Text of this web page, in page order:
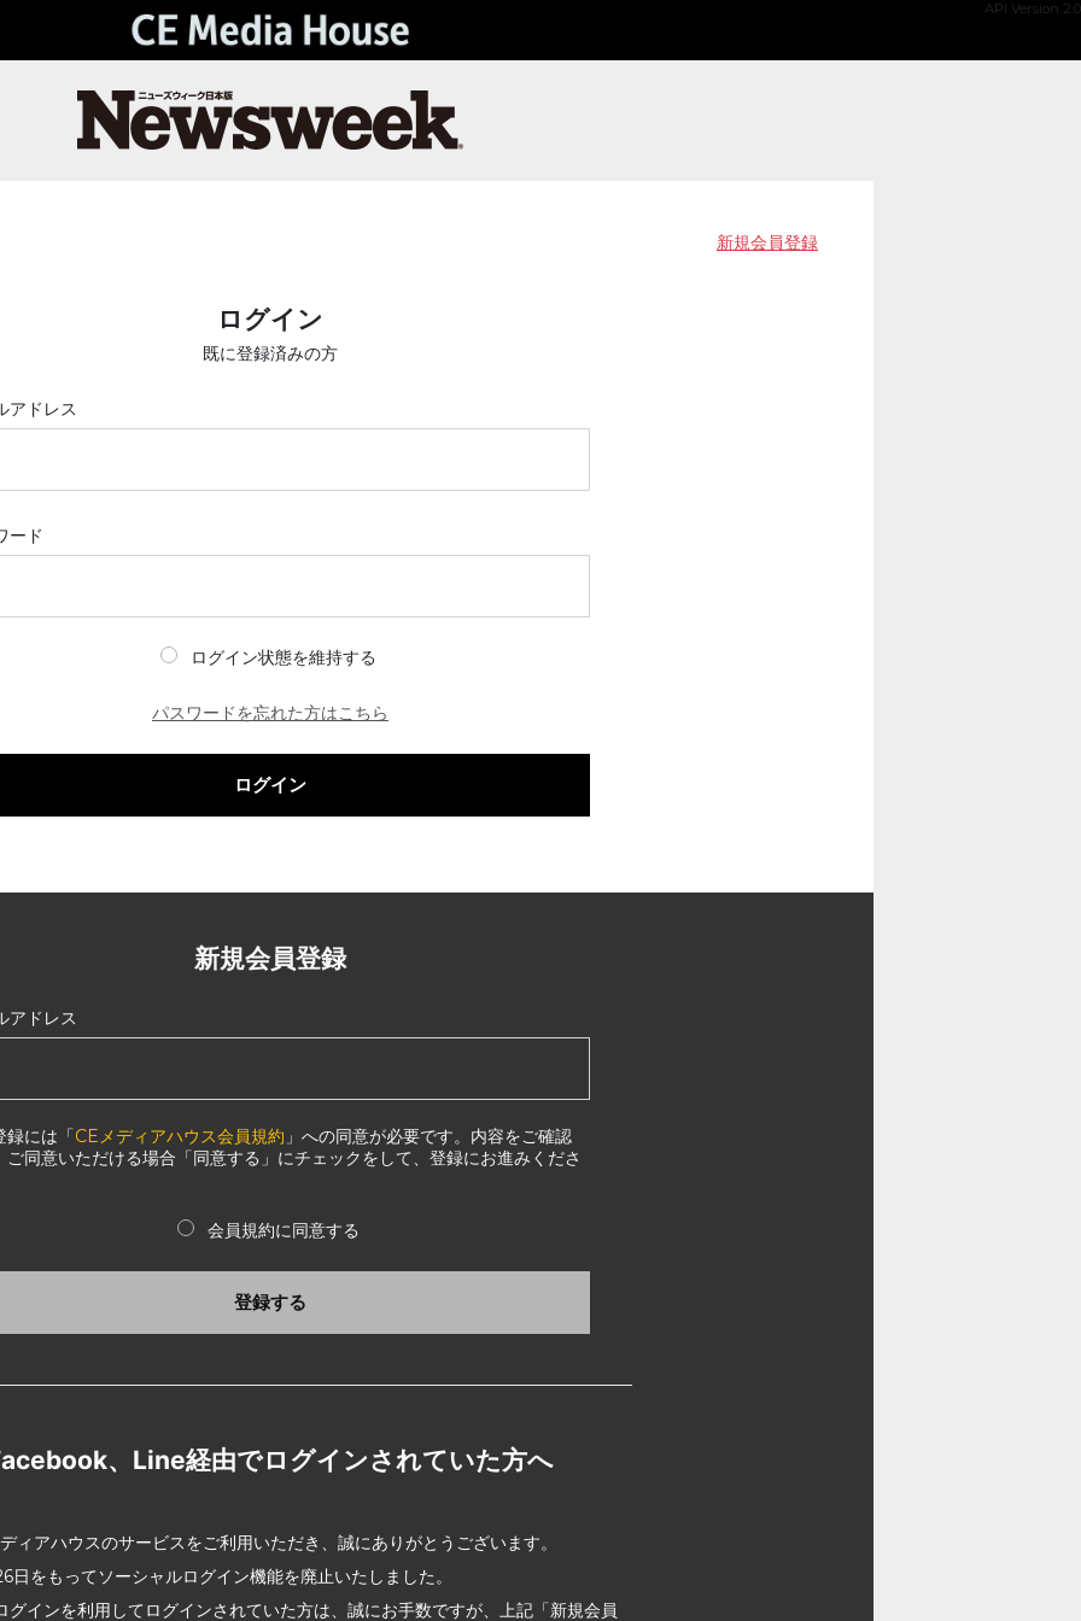
API Version 2.0
新規会員登録
ログイン
既に登録済みの方
アドレス
ード
ログイン状態を維持する
パスワードを忘れた方はこちら
ログイン
新規会員登録
アドレス
録には「CEメディアハウス会員規約 」への同意が必要です。内容をご確認
ご同意いただける場合「同意する」にチェックをして、登録にお進みくださ
会員規約に同意する
登録する
、Line経由でログインされていた方へ
ィアハウスのサービスをご利用いただき、誠にありがとうございます。
日をもってソーシャルログイン機能を廃止いたしました。
グインを利用してログインされていた方は、誠にお手数ですが、上記「新規会員